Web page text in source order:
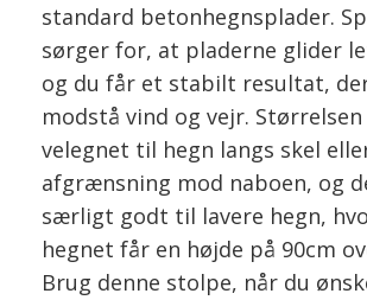
standard betonhegnsplader.
sørger for, at pladerne glider
og du får et stabilt resultat,
modstå vind og vejr.
velegnet til hegn langs skel
afgrænsning mod naboen, og
særligt godt til lavere hegn,
hegnet får en højde på 90cm
Brug denne stolpe, når du